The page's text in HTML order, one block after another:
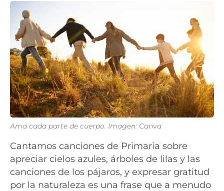
Ama cada parte de cuerpo. Imagen: Canva
Cantamos canciones de Primaria sobre
apreciar cielos azules, árboles de lilas y las
canciones de los pájaros, y expresar gratitud
por la naturaleza es una frase que a menudo